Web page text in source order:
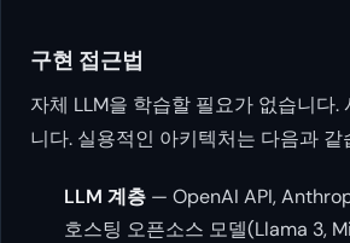
구현 접근법
자체 LLM을 학습할 필요가 없습니다.
니다. 실용적인 아키텍처는 다음과 같
LLM 계층 — OpenAI API,
호스팅 오픈소스 모델(Llama 3,